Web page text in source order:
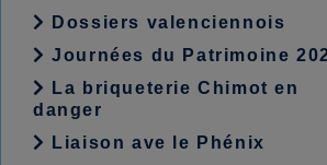
Dossiers valenciennois
Journées du Patrimoine
La briqueterie Chimot en
danger
Liaison ave le Phénix